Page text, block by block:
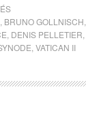
BRUNO GOLLNISCH
DENIS PELLETIER
VATICAN II